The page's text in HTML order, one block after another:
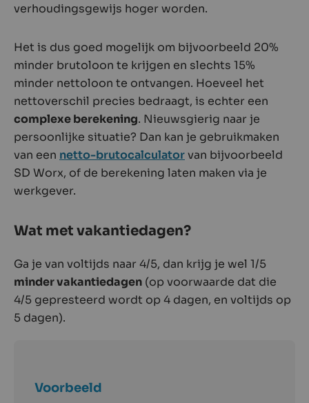
verhoudingsgewijs hoger worden.
Het is dus goed mogelijk om bijvoorbeeld 20%
minder brutoloon te krijgen en slechts 15%
minder nettoloon te ontvangen. Hoeveel het
nettoverschil precies bedraagt, is echter een
complexe berekening. Nieuwsgierig naar je
persoonlijke situatie? Dan kan je gebruikmaken
van een netto-brutocalculatorvan bijvoorbeeld
SD Worx, of de berekening laten maken via je
werkgever.
Wat met vakantiedagen?
Ga je van voltijds naar 4/5, dan krijg je wel 1/5
minder vakantiedagen (op voorwaarde dat die
4/5 gepresteerd wordt op 4 dagen, en voltijds op
5 dagen).
Voorbeeld